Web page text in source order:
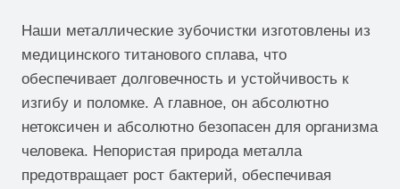
Наши металлические зубочистки изготовлены из
медицинского титанового сплава, что
обеспечивает долговечность и устойчивость к
изгибу и поломке. А главное, он абсолютно
нетоксичен и абсолютно безопасен для организма
человека. Непористая природа металла
предотвращает рост бактерий, обеспечивая